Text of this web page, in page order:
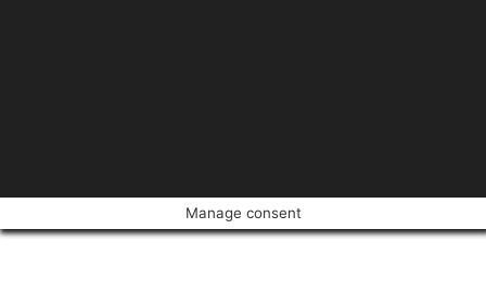
Manage consent